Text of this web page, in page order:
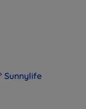
Sunnylife